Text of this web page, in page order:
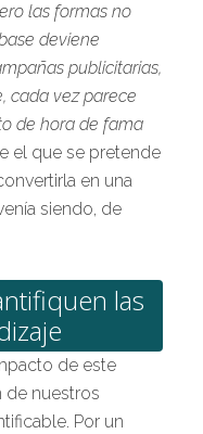
las formas no
deviene
publicitarias,
cada vez parece
de hora de fama
el que se pretende
en una
siendo, de
las
de este
de nuestros
Por un